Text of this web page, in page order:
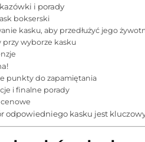
i porady
bokserski
kasku, aby przedłużyć jego
przy wyborze kasku
punkty do zapamiętania
i finalne porady
odpowiedniego kasku jest